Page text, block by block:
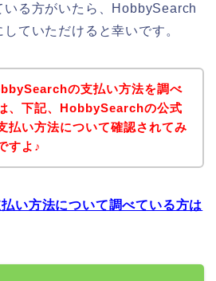
いる方がいたら、HobbySearch
ていただけると幸いです。
の支払い方法を調べ
、下記、HobbySearchの公式
払い方法について確認されてみ
すよ♪
い方法について調べている方は